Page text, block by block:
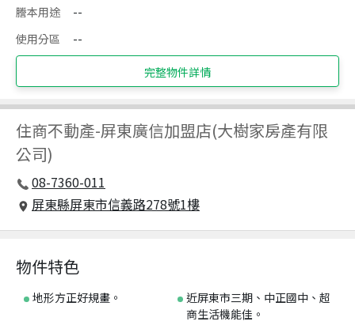
謄本用途
--
使用分區
--
完整物件詳情
住商不動產-屏東廣信加盟店(大樹家房產有限
公司)
08-7360-011
屏東縣屏東市信義路278號1樓
物件特色
地形方正好規畫。
近屏東市三期、中正國中、超
商生活機能佳。